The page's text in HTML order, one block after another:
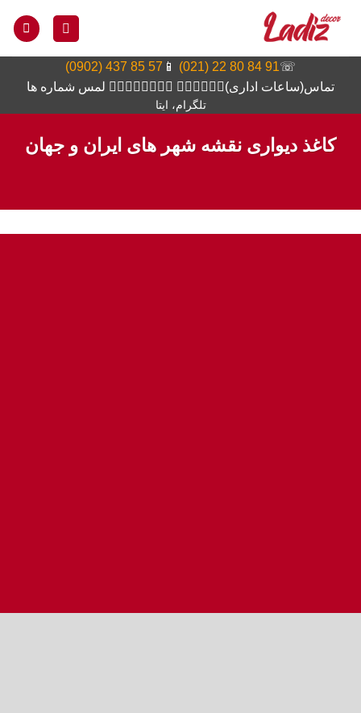
☏
91 84 80 22 (021)
📱
57 85 437 (0902)
تماس(ساعات اداری)👆🏻👆🏻👆🏻 👆🏻👆🏻👆🏻👆🏻 لمس شماره ها
تلگرام، ایتا
کاغذ دیواری نقشه شهر های ایران و جهان